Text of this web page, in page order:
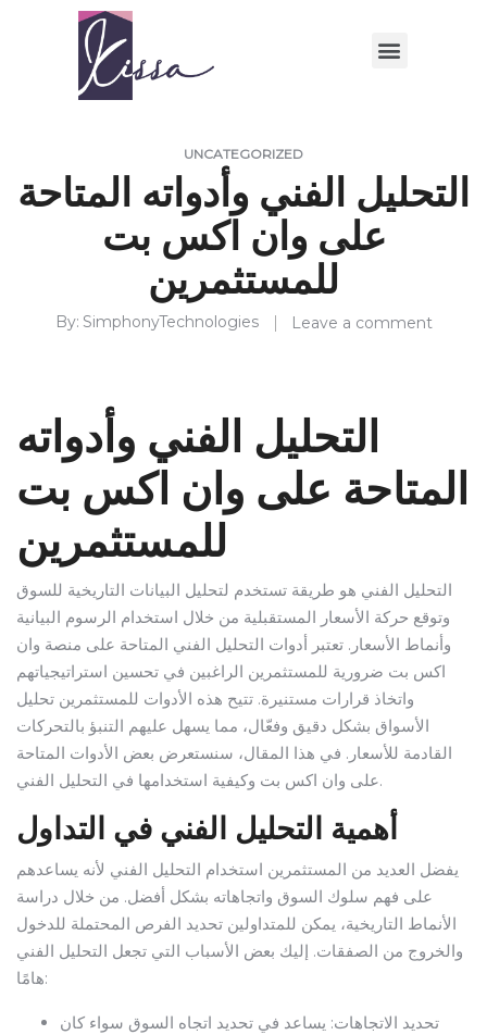
UNCATEGORIZED
التحليل الفني وأدواته المتاحة
على وان اكس بت
للمستثمرين
By SimphonyTechnologies Leave a comment
التحليل الفني وأدواته
المتاحة على وان اكس بت
للمستثمرين
التحليل الفني هو طريقة تستخدم لتحليل البيانات التاريخية للسوق
وتوقع حركة الأسعار المستقبلية من خلال استخدام الرسوم البيانية
وأنماط الأسعار. تعتبر أدوات التحليل الفني المتاحة على منصة وان
اكس بت ضرورية للمستثمرين الراغبين في تحسين استراتيجياتهم
واتخاذ قرارات مستنيرة. تتيح هذه الأدوات للمستثمرين تحليل
الأسواق بشكل دقيق وفعّال، مما يسهل عليهم التنبؤ بالتحركات
القادمة للأسعار. في هذا المقال، سنستعرض بعض الأدوات المتاحة
على وان اكس بت وكيفية استخدامها في التحليل الفني.
أهمية التحليل الفني في التداول
يفضل العديد من المستثمرين استخدام التحليل الفني لأنه يساعدهم
على فهم سلوك السوق واتجاهاته بشكل أفضل. من خلال دراسة
الأنماط التاريخية، يمكن للمتداولين تحديد الفرص المحتملة للدخول
والخروج من الصفقات. إليك بعض الأسباب التي تجعل التحليل الفني
هامًا:
تحديد الاتجاهات: يساعد في تحديد اتجاه السوق سواء كان